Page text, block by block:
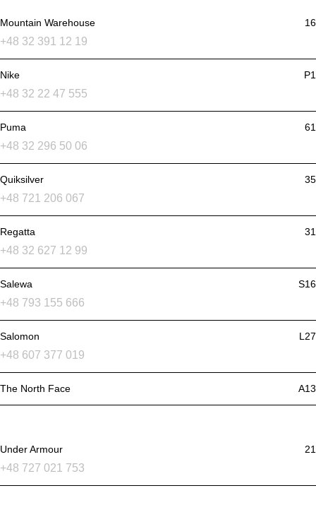
Mountain Warehouse 16
+48 32 391 12 19
Nike P1
+48 32 22 47 555
Puma 61
+48 32 296 50 06
Quiksilver 35
+48 721 206 067
Regatta 31
+48 32 627 12 99
Salewa S16
+48 793 155 666
Salomon L27
+48 607 377 019
The North Face A13
Under Armour 21
+48 727 021 753